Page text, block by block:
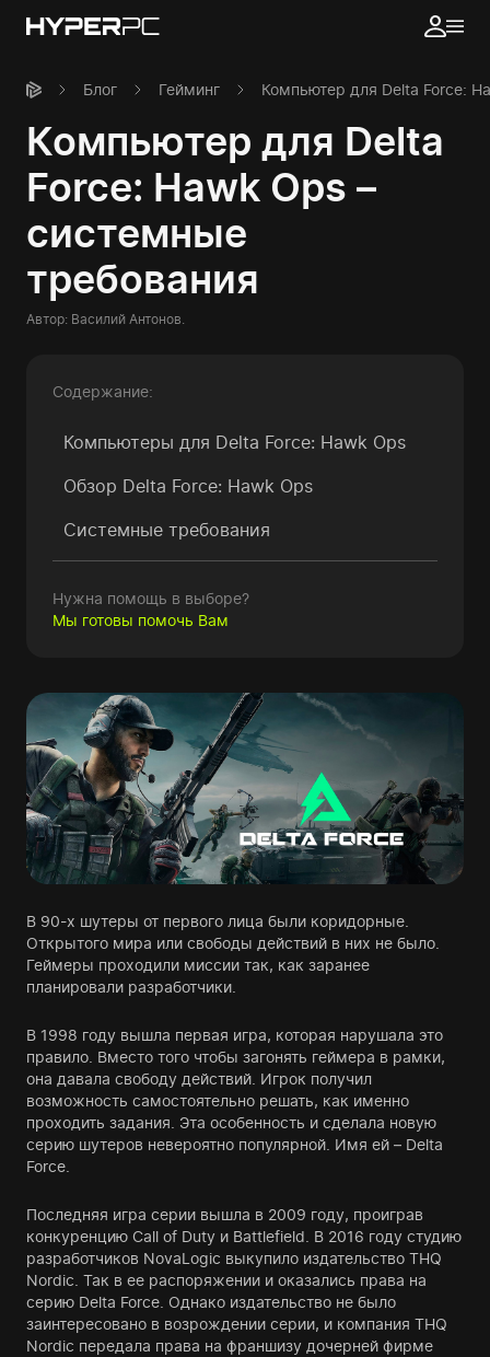
Блог Гейминг Компьютер для Delta Force:
Компьютер для Delta
Force: Hawk Ops –
системные
требования
Автор: Василий Антонов.
Содержание:
Компьютеры для Delta Force: Hawk Ops
Обзор Delta Force: Hawk Ops
Системные требования
Нужна помощь в выборе?
Мы готовы помочь Вам
В 90-х шутеры от первого лица были коридорные.
Открытого мира или свободы действий в них не было.
Геймеры проходили миссии так, как заранее
планировали разработчики.
В 1998 году вышла первая игра, которая нарушала это
правило. Вместо того чтобы загонять геймера в рамки,
она давала свободу действий. Игрок получил
возможность самостоятельно решать, как именно
проходить задания. Эта особенность и сделала новую
серию шутеров невероятно популярной. Имя ей – Delta
Force.
Последняя игра серии вышла в 2009 году, проиграв
конкуренцию Call of Duty и Battlefield. В 2016 году студию
разработчиков NovaLogic выкупило издательство THQ
Nordic. Так в ее распоряжении и оказались права на
серию Delta Force. Однако издательство не было
заинтересовано в возрождении серии, и компания THQ
Nordic передала права на франшизу дочерней фирме